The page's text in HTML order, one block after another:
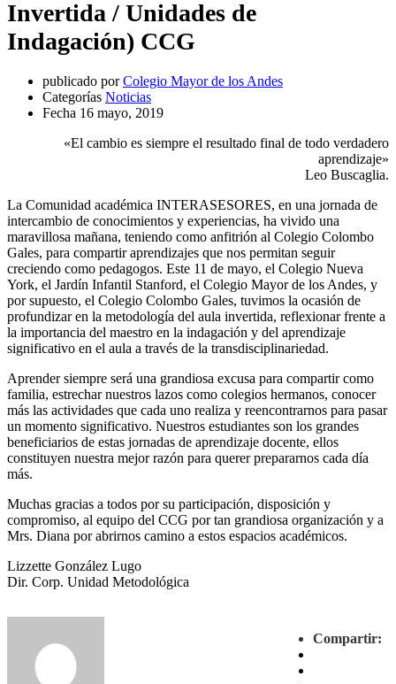
Invertida / Unidades de
Indagación) CCG
publicado por Colegio Mayor de los Andes
Categorías Noticias
Fecha 16 mayo, 2019
«El cambio es siempre el resultado final de todo verdadero
aprendizaje»
Leo Buscaglia.
La Comunidad académica INTERASESORES, en una jornada de
intercambio de conocimientos y experiencias, ha vivido una
maravillosa mañana, teniendo como anfitrión al Colegio Colombo
Gales, para compartir aprendizajes que nos permitan seguir
creciendo como pedagogos. Este 11 de mayo, el Colegio Nueva
York, el Jardín Infantil Stanford, el Colegio Mayor de los Andes, y
por supuesto, el Colegio Colombo Gales, tuvimos la ocasión de
profundizar en la metodología del aula invertida, reflexionar frente a
la importancia del maestro en la indagación y del aprendizaje
significativo en el aula a través de la transdisciplinariedad.
Aprender siempre será una grandiosa excusa para compartir como
familia, estrechar nuestros lazos como colegios hermanos, conocer
más las actividades que cada uno realiza y reencontrarnos para pasar
un momento significativo. Nuestros estudiantes son los grandes
beneficiarios de estas jornadas de aprendizaje docente, ellos
constituyen nuestra mejor razón para querer prepararnos cada día
más.
Muchas gracias a todos por su participación, disposición y
compromiso, al equipo del CCG por tan grandiosa organización y a
Mrs. Diana por abrirnos camino a estos espacios académicos.
Lizzette González Lugo
Dir. Corp. Unidad Metodológica
Compartir: